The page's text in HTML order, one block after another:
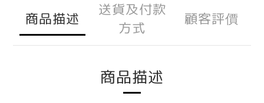
商品描述
送貨及付款
方式
顧客評價
商品描述